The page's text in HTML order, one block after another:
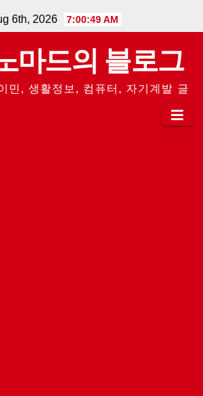
6th, 2026 7:00:50 AM
마드의 블로그
민, 생활정보, 컴퓨터, 자기계발 글